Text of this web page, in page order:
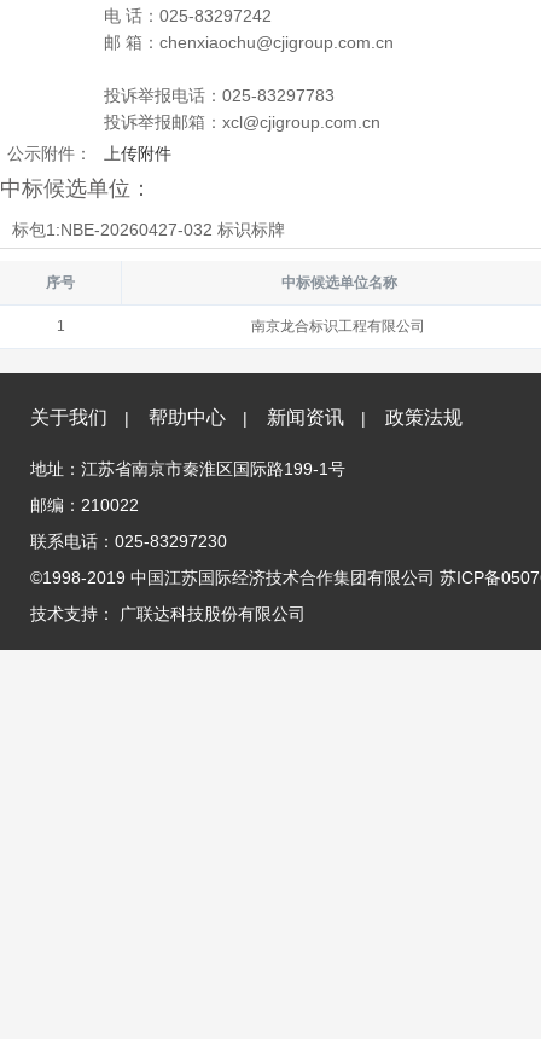
电 话：025-83297242
邮 箱：chenxiaochu@cjigroup.com.cn
投诉举报电话：025-83297783
投诉举报邮箱：xcl@cjigroup.com.cn
公示附件：
上传附件
中标候选单位：
标包1:NBE-20260427-032 标识标牌
序号 中标候选单位名称
1 南京龙合标识工程有限公司
关于我们 | 帮助中心 | 新闻资讯 | 政策法规
地址：江苏省南京市秦淮区国际路199-1号
邮编：210022
联系电话：025-83297230
©1998-2019 中国江苏国际经济技术合作集团有限公司 苏ICP备
技术支持：
广联达科技股份有限公司